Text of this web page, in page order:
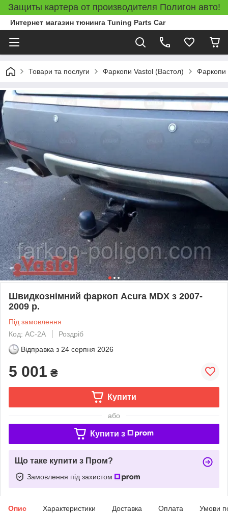
Защиты картера от производителя Полигон авто!
Интернет магазин тюнинга Tuning Parts Car
Товари та послуги Фаркопи Vastol (Вастол) Фаркопи
Швидкознімний фаркоп Acura MDX з 2007-
2009 р.
Під замовлення
Код: AC-2A
Роздріб
Відправка з 24 серпня 2026
5 001 ₴
Купити
або
Купити з
Що таке купити з Пром?
Замовлення під захистом
Опис Характеристики Доставка Оплата Умови